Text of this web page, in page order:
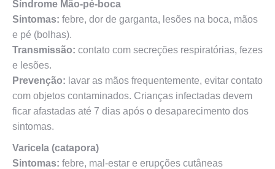
Síndrome Mão-pé-boca
Sintomas: febre, dor de garganta, lesões na boca, mãos
e pé (bolhas).
Transmissão: contato com secreções respiratórias, fezes
e lesões.
Prevenção: lavar as mãos frequentemente, evitar contato
com objetos contaminados. Crianças infectadas devem
ficar afastadas até 7 dias após o desaparecimento dos
sintomas.
Varicela (catapora)
Sintomas: febre, mal-estar e erupções cutâneas